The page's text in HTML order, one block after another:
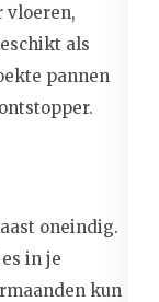
vloeren,
als
pannen
oneindig.
in je
kun